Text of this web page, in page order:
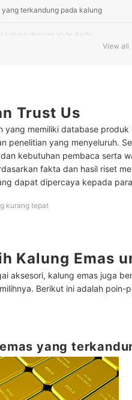
terkandung pada kalung
kalung dengan style Anda
lainnya di sini
View all
Trust Us
yang memiliki database
penelitian yang menyeluruh.
kebutuhan pembaca serta
fakta dan hasil riset
dapat dipercaya kepada
kurang tepat
Kalung Emas
aksesori, kalung emas juga
Berikut ini adalah
yang